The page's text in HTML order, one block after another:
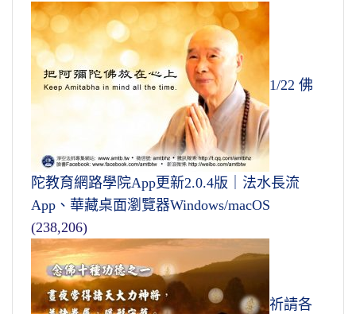
1/22 佛
陀教育網路學院App更新2.0.4版｜法水長流
App、華藏桌面瀏覽器Windows/macOS
(238,206)
祈請各